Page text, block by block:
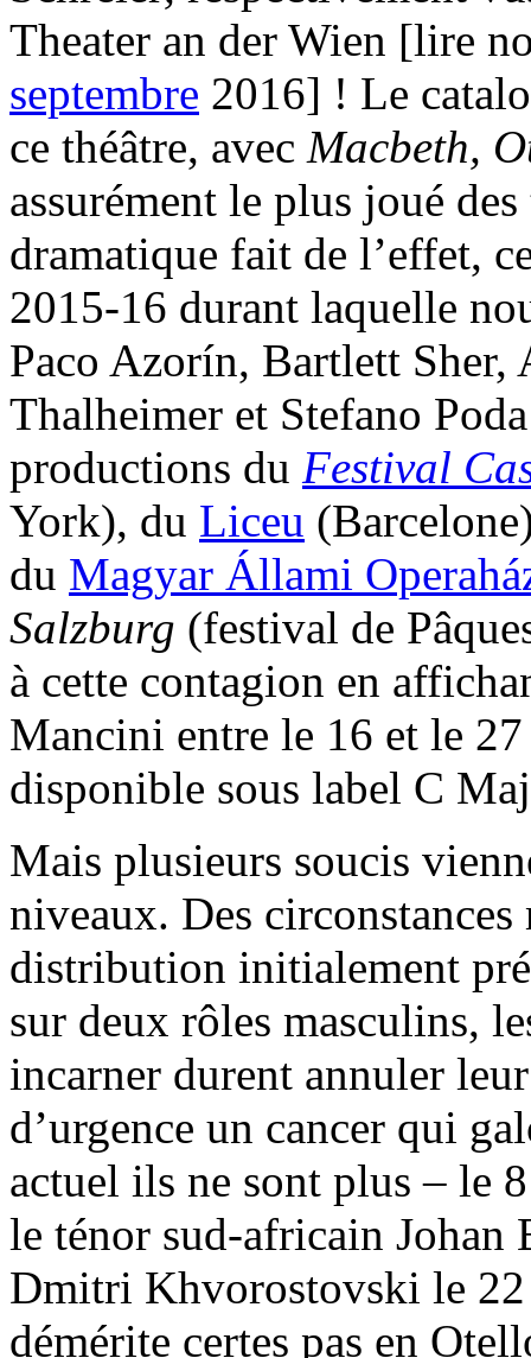
Theater an der Wien [lire
septembre 2016] ! Le
ce théâtre, avec Macbeth,
assurément le plus joué
dramatique fait de l’effet,
2015-16 durant laquelle
Paco Azorín, Bartlett
Thalheimer et Stefano
productions du Festival
York), du Liceu
du Magyar Állami
Salzburg (festival de
à cette contagion en
Mancini entre le 16 et le
disponible sous label C
Mais plusieurs soucis
niveaux. Des
distribution initialement
sur deux rôles masculins,
incarner durent annuler
d’urgence un cancer qui
actuel ils ne sont plus – le
le ténor sud-africain Johan
Dmitri Khvorostovski le 22
démérite certes pas en